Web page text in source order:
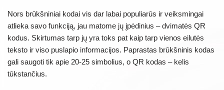
Nors brūkšniniai kodai vis dar labai populiarūs ir veiksmingai
atlieka savo funkciją, jau matome jų įpėdinius – dvimatės QR
kodus. Skirtumas tarp jų yra toks pat kaip tarp vienos eilutės
teksto ir viso puslapio informacijos. Paprastas brūkšninis kodas
gali saugoti tik apie 20-25 simbolius, o QR kodas – kelis
tūkstančius.